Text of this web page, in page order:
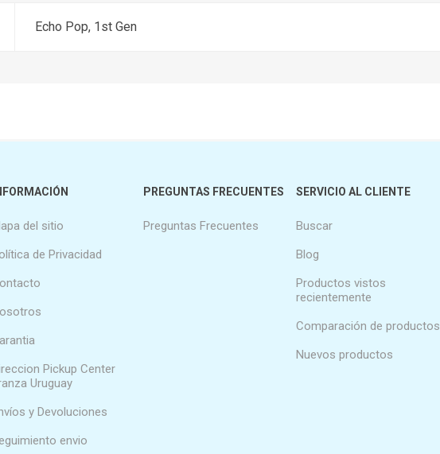
Echo Pop, 1st Gen
del sitio
de Privacidad
Pickup Center
Uruguay
y Devoluciones
envio
PREGUNTAS FRECUENTES
Preguntas Frecuentes
SERVICIO AL CLIENTE
Buscar
Blog
Productos vistos
recientemente
Comparación de productos
Nuevos productos